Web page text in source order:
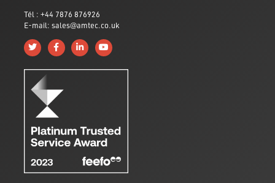
Tél : +44 7876 876926
E-mail: sales@amtec.co.uk
Follow us on Twitter
Like us on Facebook
Connect with us on Linkedin
Subscribe to us on YouTube